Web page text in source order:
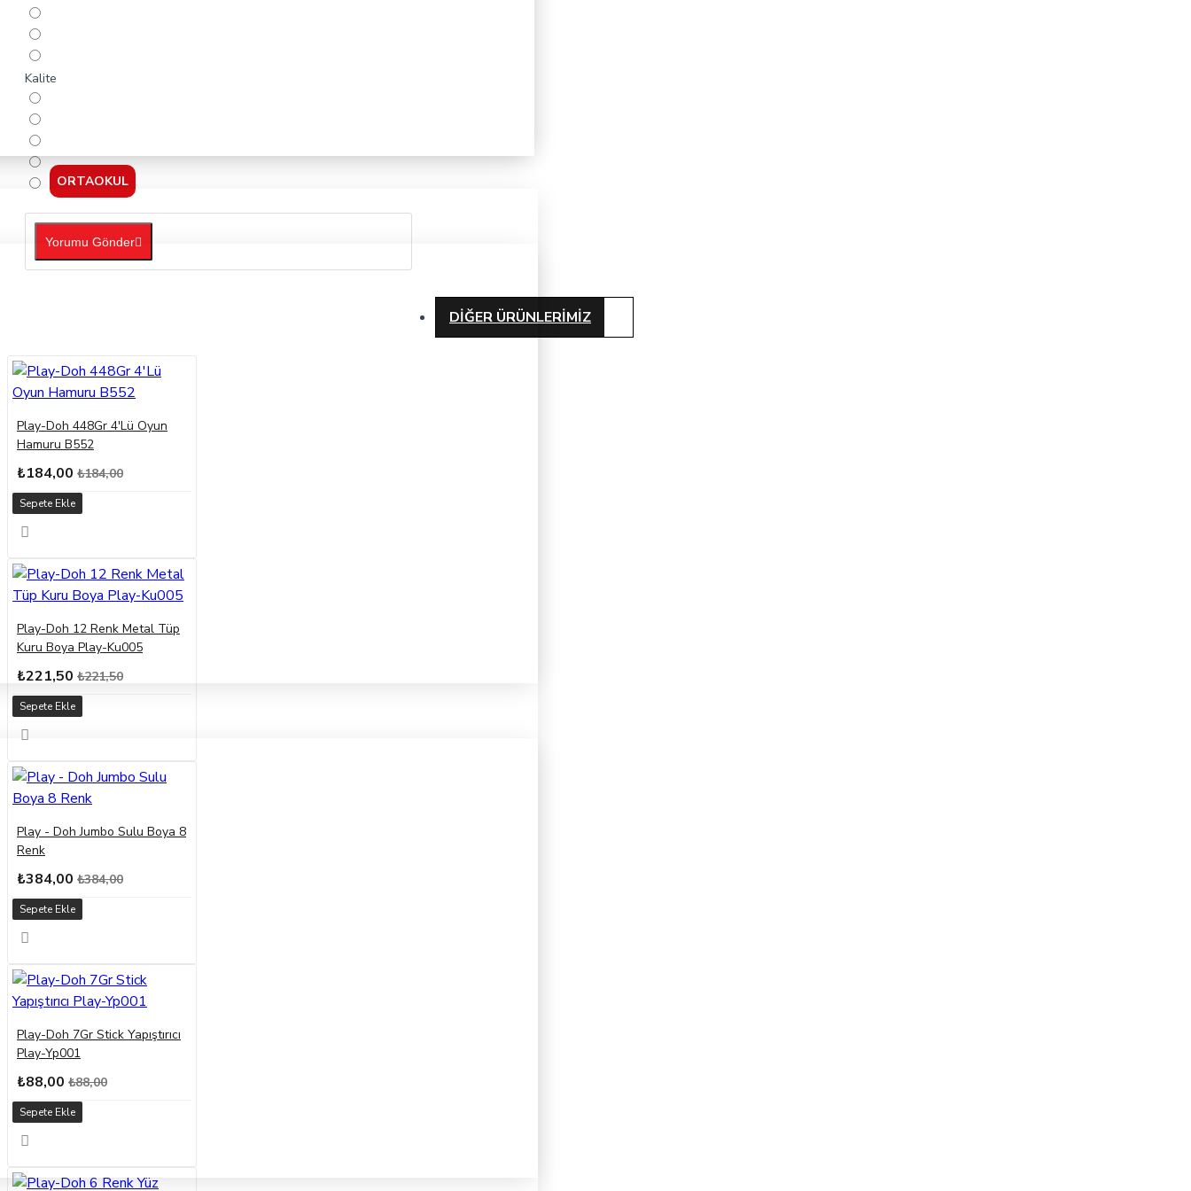
ORTAOKUL
Kalite
Yorumu Gönder
DIĞER ÜRÜNLERIMIZ
Play-Doh 448Gr 4'Lü Oyun
Hamuru B552
₺184,00 ₺184,00
Sepete Ekle
Play-Doh 12 Renk Metal Tüp
Kuru Boya Play-Ku005
₺221,50 ₺221,50
Sepete Ekle
Play - Doh Jumbo Sulu Boya 8
Renk
₺384,00 ₺384,00
Sepete Ekle
Play-Doh 7Gr Stick Yapıştırıcı
Play-Yp001
₺88,00 ₺88,00
Sepete Ekle